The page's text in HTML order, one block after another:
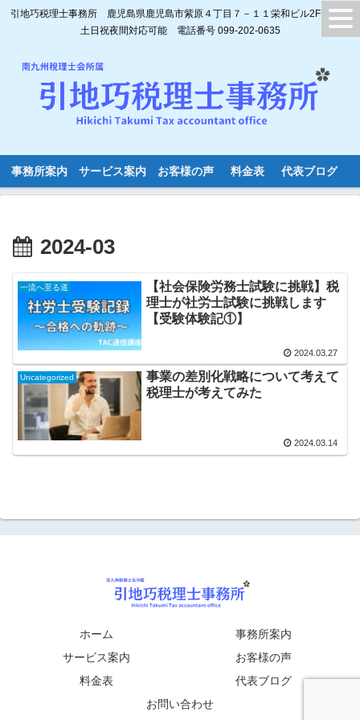
引地巧税理士事務所 鹿児島県鹿児島市紫原４丁目７－１１栄和ビル2F
土日祝夜間対応可能 電話番号 099-202-0635
事務所案内 サービス案内 お客様の声 料金表 代表ブログ
2024-03
一流へ至る道
【社会保険労務士試験に挑戦】税
理士が社労士試験に挑戦します
【受験体験記①】
2024.03.27
Uncategorized
事業の差別化戦略について考えて
税理士が考えてみた
2024.03.14
ホーム
事務所案内
サービス案内
お客様の声
料金表
代表ブログ
お問い合わせ